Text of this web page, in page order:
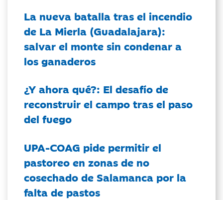
La nueva batalla tras el incendio
de La Mierla (Guadalajara):
salvar el monte sin condenar a
los ganaderos
¿Y ahora qué?: El desafío de
reconstruir el campo tras el paso
del fuego
UPA-COAG pide permitir el
pastoreo en zonas de no
cosechado de Salamanca por la
falta de pastos